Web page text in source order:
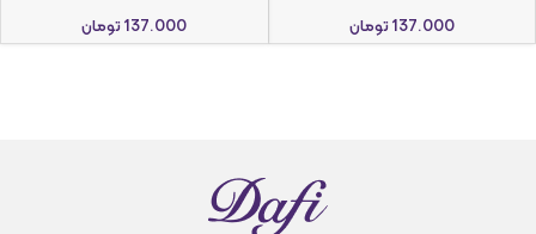
137.000تومان
137.000تومان